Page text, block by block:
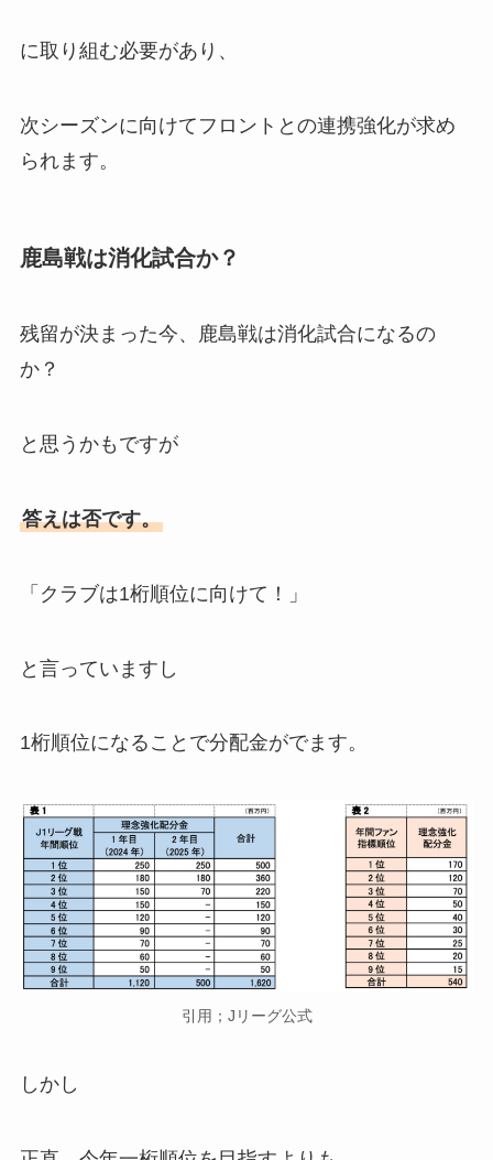
に取り組む必要があり、
次シーズンに向けてフロントとの連携強化が求め
られます。
鹿島戦は消化試合か？
残留が決まった今、鹿島戦は消化試合になるの
か？
と思うかもですが
答えは否です。
「クラブは1桁順位に向けて！」
と言っていますし
1桁順位になることで分配金がでます。
引用；Jリーグ公式
しかし